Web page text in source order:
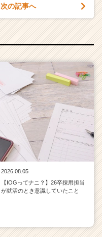
次の記事へ
2026.08.05
【IOGってナニ？】26卒採用担当
が就活のとき意識していたこと